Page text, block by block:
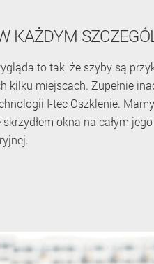
KAŻDYM
to tak, że szyby są
kilku miejscach. Zupełnie
I-tec Oszklenie.
okna na całym